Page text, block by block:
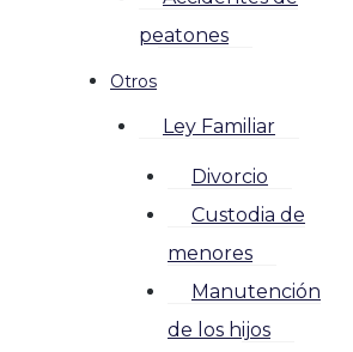
peatones
Otros
Ley Familiar
Divorcio
Custodia de
menores
Manutención
de los hijos